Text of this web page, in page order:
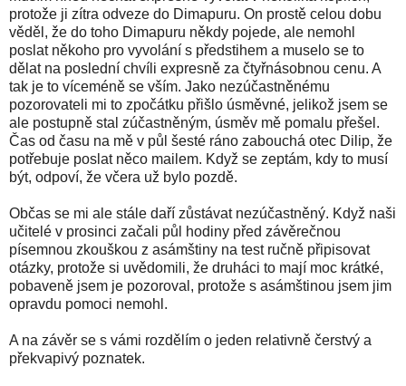
protože ji zítra odveze do Dimapuru. On prostě celou dobu
věděl, že do toho Dimapuru někdy pojede, ale nemohl
poslat někoho pro vyvolání s předstihem a muselo se to
dělat na poslední chvíli expresně za čtyřnásobnou cenu. A
tak je to víceméně se vším. Jako nezúčastněnému
pozorovateli mi to zpočátku přišlo úsměvné, jelikož jsem se
ale postupně stal zúčastněným, úsměv mě pomalu přešel.
Čas od času na mě v půl šesté ráno zabouchá otec Dilip, že
potřebuje poslat něco mailem. Když se zeptám, kdy to musí
být, odpoví, že včera už bylo pozdě.
Občas se mi ale stále daří zůstávat nezúčastněný. Když naši
učitelé v prosinci začali půl hodiny před závěrečnou
písemnou zkouškou z asámštiny na test ručně připisovat
otázky, protože si uvědomili, že druháci to mají moc krátké,
pobaveně jsem je pozoroval, protože s asámštinou jsem jim
opravdu pomoci nemohl.
A na závěr se s vámi rozdělím o jeden relativně čerstvý a
překvapivý poznatek.